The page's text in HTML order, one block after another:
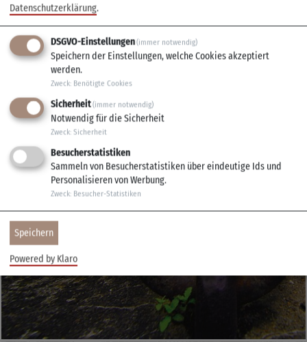
Schifffahrten
Datenschutzerklärung.
DSGVO-Einstellungen(immer notwendig)
Speichern der Einstellungen, welche Cookies akzeptiert
werden.
Zweck: Benötigte Cookies
Sicherheit(immer notwendig)
Notwendig für die Sicherheit
Zweck: Sicherheit
Besucherstatistiken
Sammeln von Besucherstatistiken über eindeutige Ids und
Personalisieren von Werbung.
Zweck: Besucher-Statistiken
Speichern
Powered by Klaro